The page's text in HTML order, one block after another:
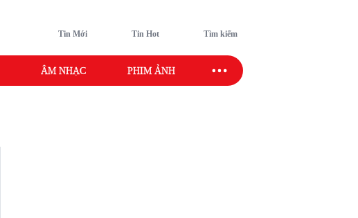
Tin Mới Tin Hot Tìm kiếm
ÂM NHẠC PHIM ẢNH SAO SPORT